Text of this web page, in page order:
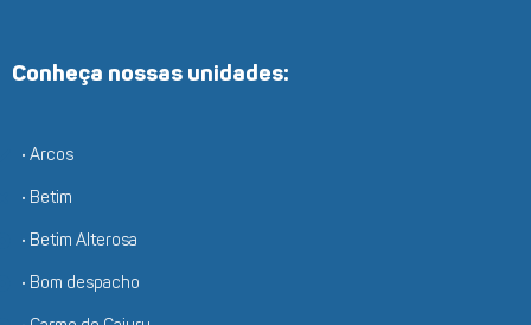
Conheça nossas unidades:
• Arcos
• Betim
• Betim Alterosa
• Bom despacho